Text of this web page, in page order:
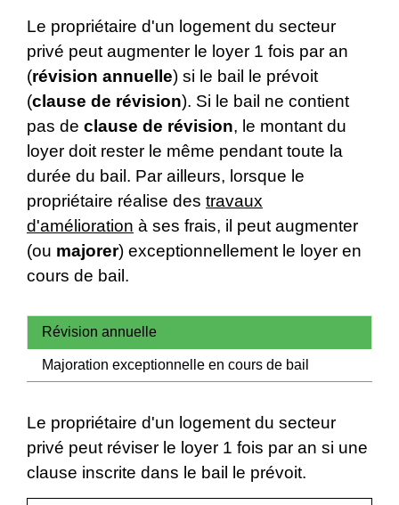
Le propriétaire d'un logement du secteur
privé peut augmenter le loyer 1 fois par an
(révision annuelle) si le bail le prévoit
(clause de révision). Si le bail ne contient
pas de clause de révision, le montant du
loyer doit rester le même pendant toute la
durée du bail. Par ailleurs, lorsque le
propriétaire réalise des travaux
d'amélioration à ses frais, il peut augmenter
(ou majorer) exceptionnellement le loyer en
cours de bail.
Révision annuelle
Majoration exceptionnelle en cours de bail
Le propriétaire d'un logement du secteur
privé peut réviser le loyer 1 fois par an si une
clause inscrite dans le bail le prévoit.